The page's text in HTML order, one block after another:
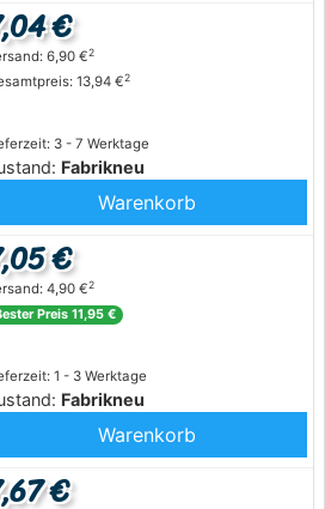
3 - 7 Werktage
Fabrikneu
€
6,90 €2
13,94 €2
Warenkorb
1 - 3 Werktage
Fabrikneu
€
4,90 €2
Preis 11,95 €
Warenkorb
€